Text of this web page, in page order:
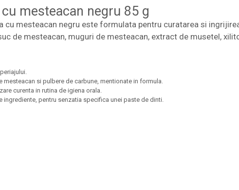
mesteacan negru 85 g
cu mesteacan negru este formulata pentru curatarea si
de mesteacan, muguri de mesteacan, extract de musetel,
si pulbere de carbune, mentionate in formula.
curenta in rutina de igiena orala.
pentru senzatia specifica unei paste de dinti.